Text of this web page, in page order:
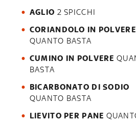
AGLIO 2 SPICCHI
CORIANDOLO IN POLVERE
QUANTO BASTA
CUMINO IN POLVERE
BASTA
BICARBONATO DI SODIO
QUANTO BASTA
LIEVITO PER PANE